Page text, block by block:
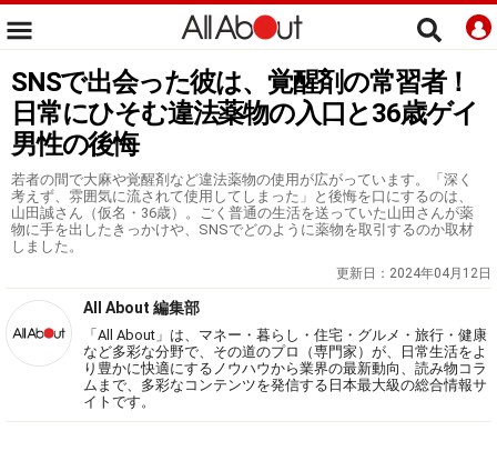
SNSで出会った彼は、覚醒剤の常習者！
日常にひそむ違法薬物の入口と36歳ゲイ
男性の後悔
若者の間で大麻や覚醒剤など違法薬物の使用が広がっています。「深く
考えず、雰囲気に流されて使用してしまった」と後悔を口にするのは、
山田誠さん（仮名・36歳）。ごく普通の生活を送っていた山田さんが薬
物に手を出したきっかけや、SNSでどのように薬物を取引するのか取材
しました。
更新日： 2024年04月12日
All About 編集部
「All About」は、マネー・暮らし・住宅・グルメ・旅行・健康
など多彩な分野で、その道のプロ（専門家）が、日常生活をよ
り豊かに快適にするノウハウから業界の最新動向、読み物コラ
ムまで、多彩なコンテンツを発信する日本最大級の総合情報サ
イトです。